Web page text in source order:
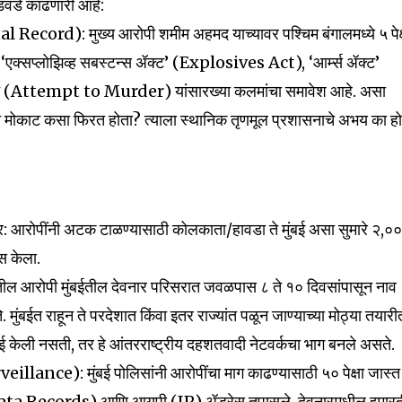
of
be part
address on our website or click
काढणारी आहे:
Record): मुख्य आरोपी शमीम अहमद याच्यावर पश्चिम बंगालमध्ये ५
सबस्टन्स ॲक्ट’ (Explosives Act), ‘आर्म्स ॲक्ट’
to Murder) यांसारख्या कलमांचा समावेश आहे. असा
मोकाट कसा फिरत होता? त्याला स्थानिक तृणमूल प्रशासनाचे अभय का
आरोपींनी अटक टाळण्यासाठी कोलकाता/हावडा ते मुंबई असा सुमारे
केला.
आरोपी मुंबईतील देवनार परिसरात जवळपास ८ ते १० दिवसांपासून नाव
राहून ते परदेशात किंवा इतर राज्यांत पळून जाण्याच्या मोठ्या
केली नसती, तर हे आंतरराष्ट्रीय दहशतवादी नेटवर्कचा भाग बनले असते.
मुंबई पोलिसांनी आरोपींचा माग काढण्यासाठी ५० पेक्षा जास्त